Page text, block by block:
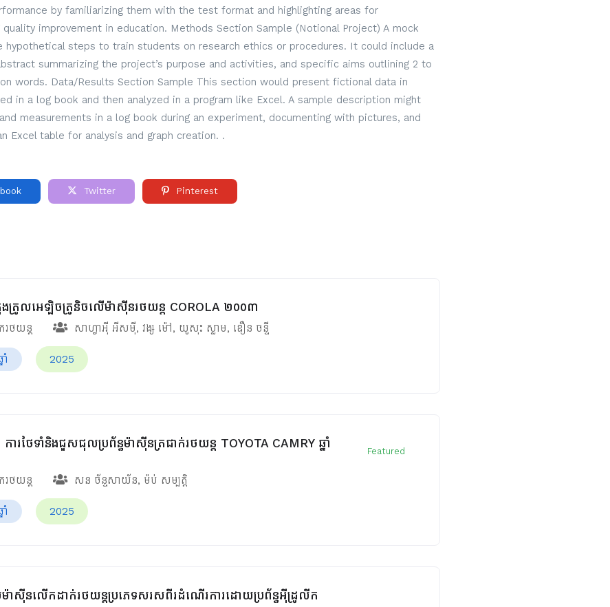
by familiarizing them with the test format and highlighting areas for
improvement in education. Methods Section Sample (Notional Project) A mock
hypothetical steps to train students on research ethics or procedures. It could include a
summarizing the project’s purpose and activities, and specific aims outlining 2 to
words. Data/Results Section Sample This section would present fictional data in
in a log book and then analyzed in a program like Excel. A sample description might
measurements in a log book during an experiment, documenting with pictures, and
Excel table for analysis and graph creation. .
Twitter Pinterest
ងត្រូលអេឡិចត្រូនិចលើម៉ាស៊ីនរថយន្ត COROLA ២០០៣
រថយន្ត សាហ្វាអ៊ី អីសម៉ី, វង្ស ម៉ៅ, យូសុះ ស្លាម, ឌឿន ចន្ទី
2025
ារថែទាំនិងជួសជុលប្រព័ន្ធម៉ាស៊ីនត្រជាក់រថយន្ត TOYOTA CAMRY ឆ្នាំ
Featured
រថយន្ត សន ច័ន្ទសាយ័ន, ម៉ប់ សម្បត្តិ
2025
ស៊ីនលើកដាក់រថយន្ដប្រភេទសរសពីរដំណើរការដោយប្រព័ន្ធអ៊ីដ្រូលីក